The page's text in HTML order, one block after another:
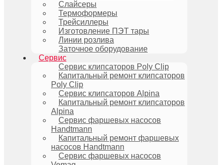
Слайсеры
Термоформеры
Трейсиллеры
Изготовление ПЭТ тары
Линии розлива
Заточное оборудование
Сервис
Сервис клипсаторов Poly Clip
Капитальный ремонт клипсаторов
Poly Clip
Сервис клипсаторов Alpina
Капитальный ремонт клипсаторов
Alpina
Сервис фаршевых насосов
Handtmann
Капитальный ремонт фаршевых
насосов Handtmann
Сервис фаршевых насосов